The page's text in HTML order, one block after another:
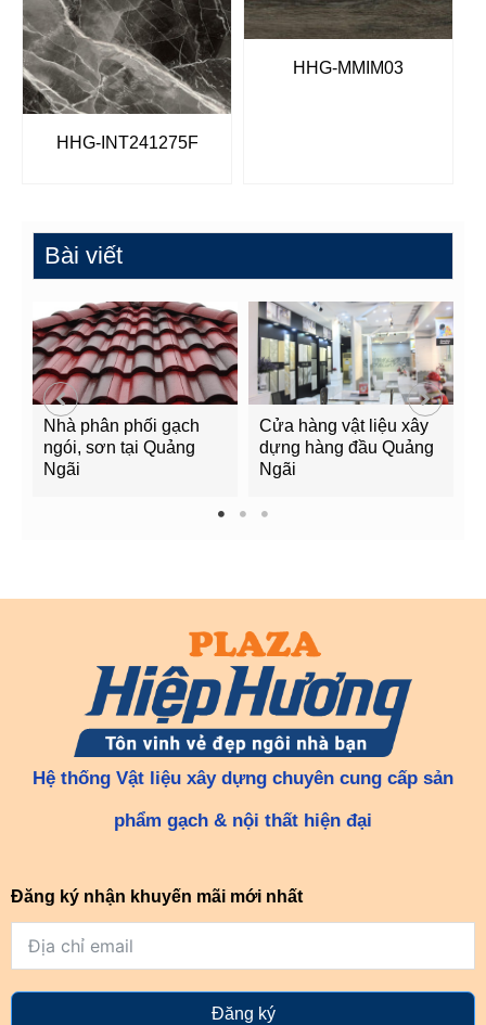
HHG-INT241275F
HHG-MMIM03
Bài viết
Nhà phân phối gạch
ngói, sơn tại Quảng
Ngãi
Cửa hàng vật liệu xây
dựng hàng đầu Quảng
Ngãi
1 2 3
Hệ thống Vật liệu xây dựng chuyên cung cấp sản
phẩm gạch & nội thất hiện đại
Đăng ký nhận khuyến mãi mới nhất
Đăng ký